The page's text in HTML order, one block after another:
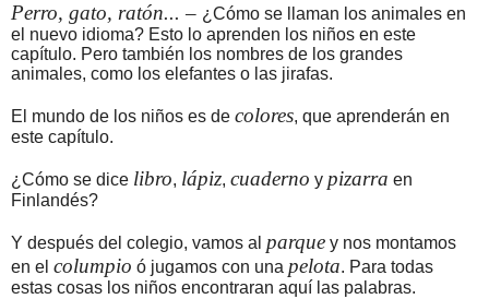
Perro, gato, ratón... – ¿Cómo se llaman los animales en
el nuevo idioma? Esto lo aprenden los niños en este
capítulo. Pero también los nombres de los grandes
animales, como los elefantes o las jirafas.
El mundo de los niños es de colores, que aprenderán en
este capítulo.
¿Cómo se dice libro, lápiz, cuaderno y pizarra en
Finlandés?
Y después del colegio, vamos al parque y nos montamos
en el columpio ó jugamos con una pelota. Para todas
estas cosas los niños encontraran aquí las palabras.